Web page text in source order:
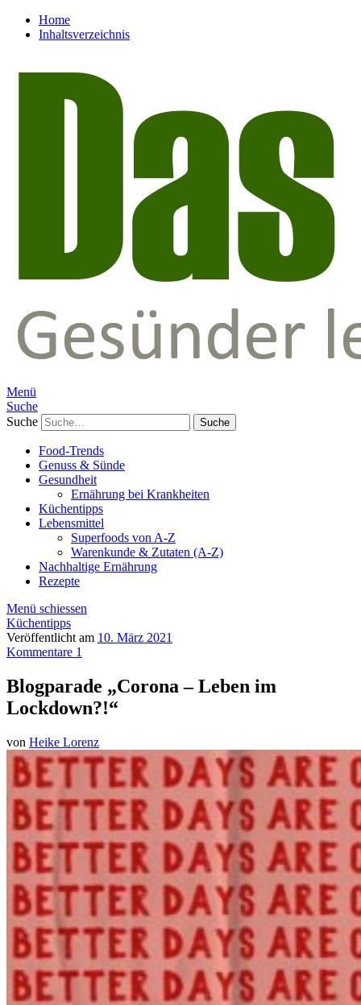
Home
Inhaltsverzeichnis
Menü
Suche
Suche
Food-Trends
Genuss & Sünde
Gesundheit
Ernährung bei Krankheiten
Küchentipps
Lebensmittel
Superfoods von A-Z
Warenkunde & Zutaten (A-Z)
Nachhaltige Ernährung
Rezepte
Menü schiessen
Küchentipps
Veröffentlicht am 10. März 2021
Kommentare 1
Blogparade „Corona – Leben im
Lockdown?!“
von Heike Lorenz